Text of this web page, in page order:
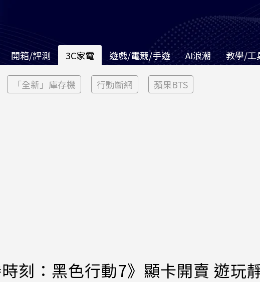
開箱/評測 3C家電 遊戲/電競/手遊 AI浪潮 教學/工
「全新」庫存機 行動斷網 蘋果BTS
刻：黑色行動7》顯卡開賣 遊玩